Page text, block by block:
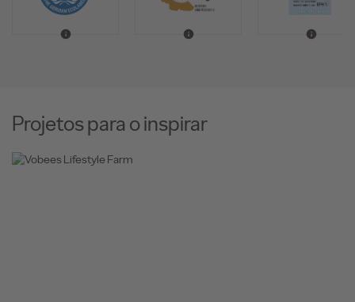
Projetos para o inspirar